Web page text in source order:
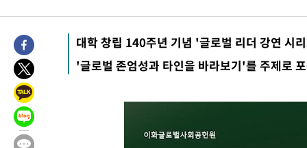
대학 창립 140주년 기념 '글로벌 리더 강연 시
'글로벌 존엄성과 타인을 바라보기'를 주제로